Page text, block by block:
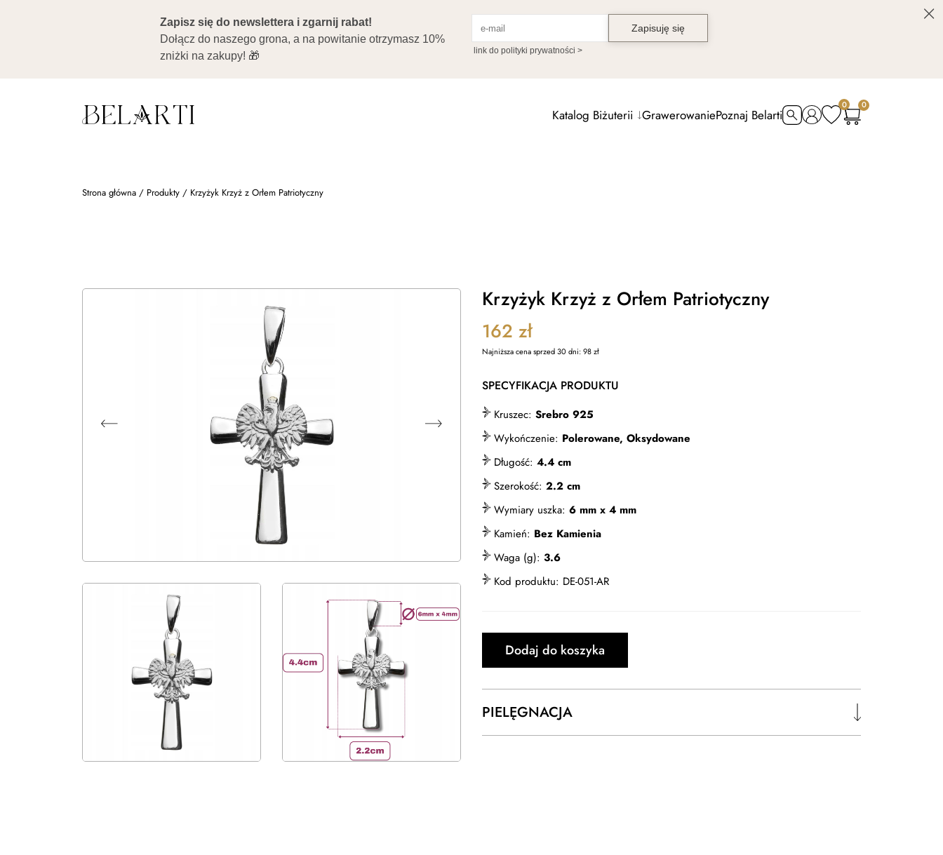
Katalog Biżuterii GrawerowaniePoznaj Belarti
0 0
Strona główna / Produkty / Krzyżyk Krzyż z Orłem Patriotyczny
Krzyżyk Krzyż z Orłem Patriotyczny
162 zł
Najniższa cena sprzed 30 dni:98zł
SPECYFIKACJA PRODUKTU
Kruszec: Srebro 925
Wykończenie: Polerowane, Oksydowane
Długość: 4.4 cm
Szerokość: 2.2 cm
Wymiary uszka: 6 mm x 4 mm
Kamień: Bez Kamienia
Waga (g): 3.6
Kod produktu: DE-051-AR
Dodaj do koszyka
PIELĘGNACJA